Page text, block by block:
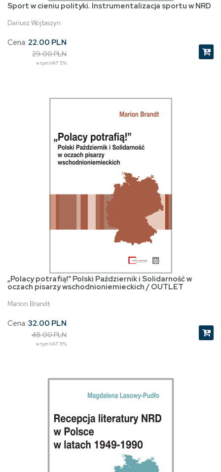
Sport w cieniu polityki. Instrumentalizacja sportu w NRD
Dariusz Wojtaszyn
Cena: 22.00 PLN
29.00 PLN
w tym VAT 5%
„Polacy potrafią!” Polski Październik i Solidarność w
oczach pisarzy wschodnioniemieckich / OUTLET
Marion Brandt
Cena: 32.00 PLN
48.00 PLN
w tym VAT 5%